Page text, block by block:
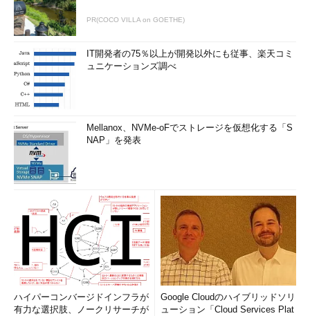
PR(COCO VILLA on GOETHE)
IT開発者の75％以上が開発以外にも従事、楽天コミ
ュニケーションズ調べ
Mellanox、NVMe-oFでストレージを仮想化する「S
NAP」を発表
ハイパーコンバージドインフラが
有力な選択肢、ノークリサーチが
Google Cloudのハイブリッドソリ
ューション「Cloud Services Plat